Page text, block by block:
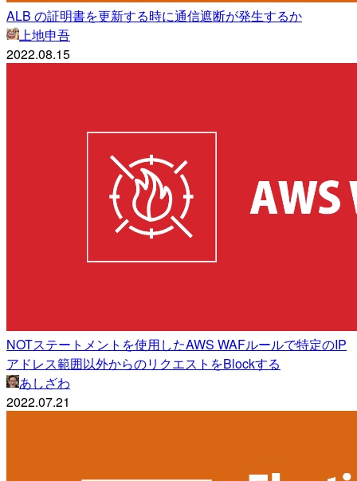
ALB の証明書を更新する時に通信遮断が発生するか
上地申吾
2022.08.15
NOTステートメントを使用したAWS WAFルールで特定のIP
アドレス範囲以外からのリクエストをBlockする
あしざわ
2022.07.21